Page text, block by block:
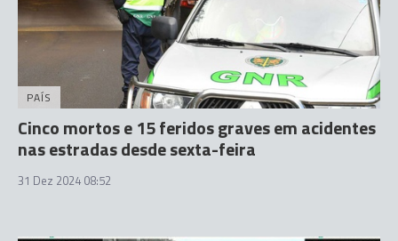
PAÍS
Cinco mortos e 15 feridos graves em acidentes
nas estradas desde sexta-feira
31 Dez 2024 08:52